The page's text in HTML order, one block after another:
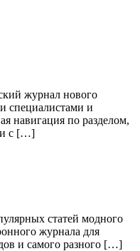
журнал нового
специалистами и
навигация по разделом,
с […]
статей модного
журнала для
и самого разного […]